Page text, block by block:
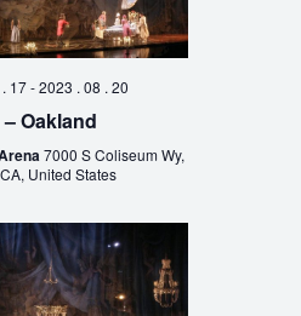
17-2023 . 08 . 20
Oakland
7000 S Coliseum Wy,
United States